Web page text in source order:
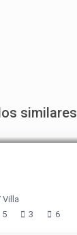
similares
Villa
5 3 6